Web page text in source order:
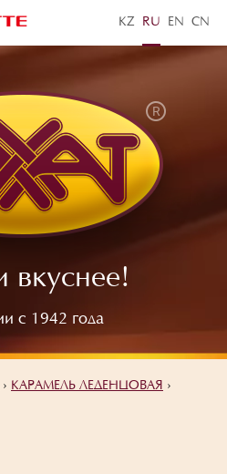
KZ RU EN ZH
вкуснее!
с 1942 года
› КАРАМЕЛЬ ЛЕДЕНЦОВАЯ ›